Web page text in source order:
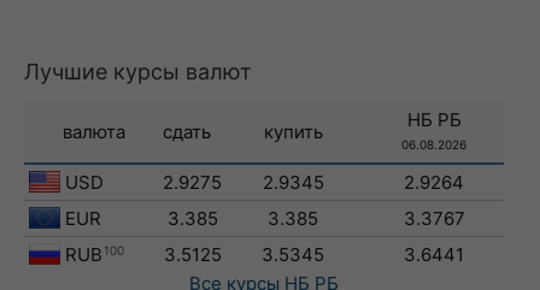
Лучшие курсы валют
валюта сдать купить
НБ РБ
06.08.2026
USD 2.9275 2.9345
2.9264
EUR
3.385 3.385
3.3767
RUB 100 3.5125 3.5345
3.6441
Все курсы НБ РБ